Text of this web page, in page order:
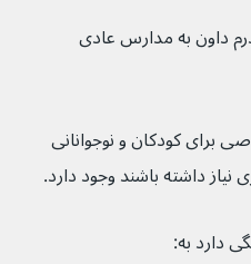
داون به مدارس عادی
و کالج‌های خاصی برای کودکان و نوجوانانی
داشته باشند وجود دارد.
دارد به: